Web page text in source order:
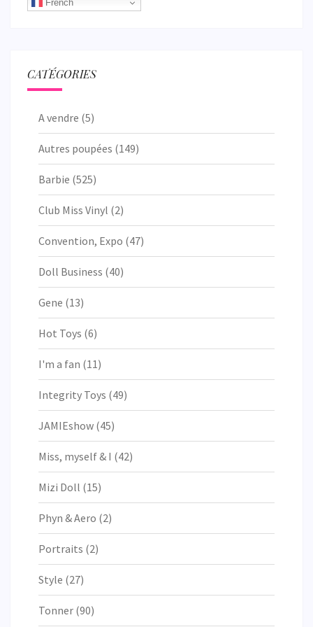
CATÉGORIES
A vendre (5)
Autres poupées (149)
Barbie (525)
Club Miss Vinyl (2)
Convention, Expo (47)
Doll Business (40)
Gene (13)
Hot Toys (6)
I'm a fan (11)
Integrity Toys (49)
JAMIEshow (45)
Miss, myself & I (42)
Mizi Doll (15)
Phyn & Aero (2)
Portraits (2)
Style (27)
Tonner (90)